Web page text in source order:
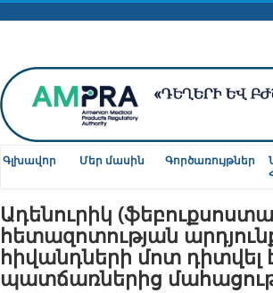
Գլխավոր Մեր մասին Գործառույթներ
Ադենուրիկ
հետազոտության
հիվանդների մոտ դիտվել
պատճառներից